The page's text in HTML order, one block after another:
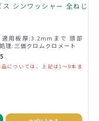
シンワッシャー 全ねじ
用板厚:3.2mmまで 頭部
:三価クロムクロメート
については、上記は1～9本ま